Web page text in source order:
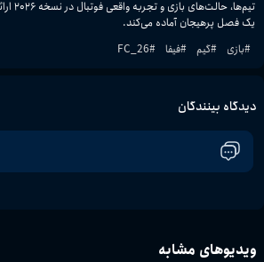
یک فصل پرهیجان آماده می‌کند.
#بازی #گیم #فیفا #
FC_26
دیدگاه بینندگان
ویدیوهای مشابه